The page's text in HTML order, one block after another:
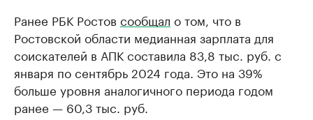
Ранее РБК Ростов сообщал о том, что в
Ростовской области медианная зарплата для
соискателей в АПК составила 83,8 тыс. руб. с
января по сентябрь 2024 года. Это на 39%
больше уровня аналогичного периода годом
ранее — 60,3 тыс. руб.